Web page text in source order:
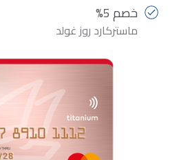
خصم 5%
ماستركارد روز غولد